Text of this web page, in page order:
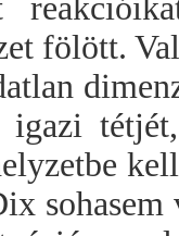
fölött.
igazi
sohasem